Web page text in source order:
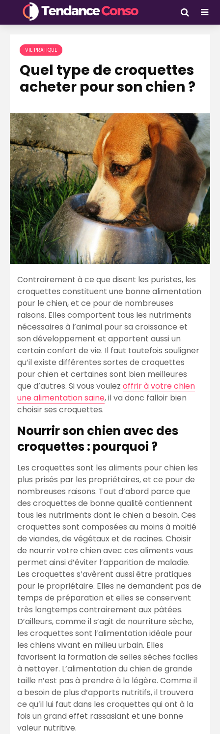
VIE PRATIQUE
Quel type de croquettes
acheter pour son chien ?
Contrairement à ce que disent les puristes, les
croquettes constituent une bonne alimentation
pour le chien, et ce pour de nombreuses
raisons. Elles comportent tous les nutriments
nécessaires à l’animal pour sa croissance et
son développement et apportent aussi un
certain confort de vie. Il faut toutefois souligner
qu’il existe différentes sortes de croquettes
pour chien et certaines sont bien meilleures
que d’autres. Si vous voulez offrir à votre chien
une alimentation saine, il va donc falloir bien
choisir ses croquettes.
Nourrir son chien avec des
croquettes : pourquoi ?
Les croquettes sont les aliments pour chien les
plus prisés par les propriétaires, et ce pour de
nombreuses raisons. Tout d’abord parce que
des croquettes de bonne qualité contiennent
tous les nutriments dont le chien a besoin. Ces
croquettes sont composées au moins à moitié
de viandes, de végétaux et de racines. Choisir
de nourrir votre chien avec ces aliments vous
permet ainsi d’éviter l’apparition de maladie.
Les croquettes s’avèrent aussi être pratiques
pour le propriétaire. Elles ne demandent pas de
temps de préparation et elles se conservent
très longtemps contrairement aux pâtées.
D’ailleurs, comme il s’agit de nourriture sèche,
les croquettes sont l’alimentation idéale pour
les chiens vivant en milieu urbain. Elles
favorisent la formation de selles sèches faciles
à nettoyer. L’alimentation du chien de grande
taille n’est pas à prendre à la légère. Comme il
a besoin de plus d’apports nutritifs, il trouvera
ce qu’il lui faut dans les croquettes qui ont à la
fois un grand effet rassasiant et une bonne
valeur nutritive.